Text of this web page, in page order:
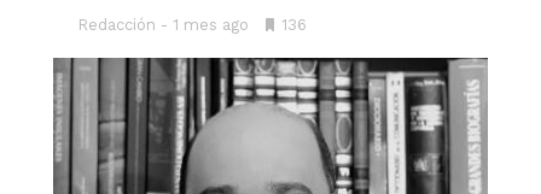
Redacción 1 mes ago
•136